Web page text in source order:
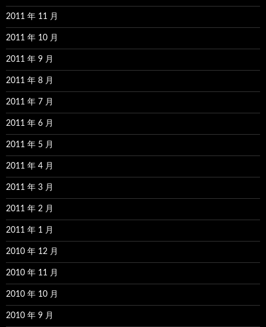
2011 年 11 月
2011 年 10 月
2011 年 9 月
2011 年 8 月
2011 年 7 月
2011 年 6 月
2011 年 5 月
2011 年 4 月
2011 年 3 月
2011 年 2 月
2011 年 1 月
2010 年 12 月
2010 年 11 月
2010 年 10 月
2010 年 9 月